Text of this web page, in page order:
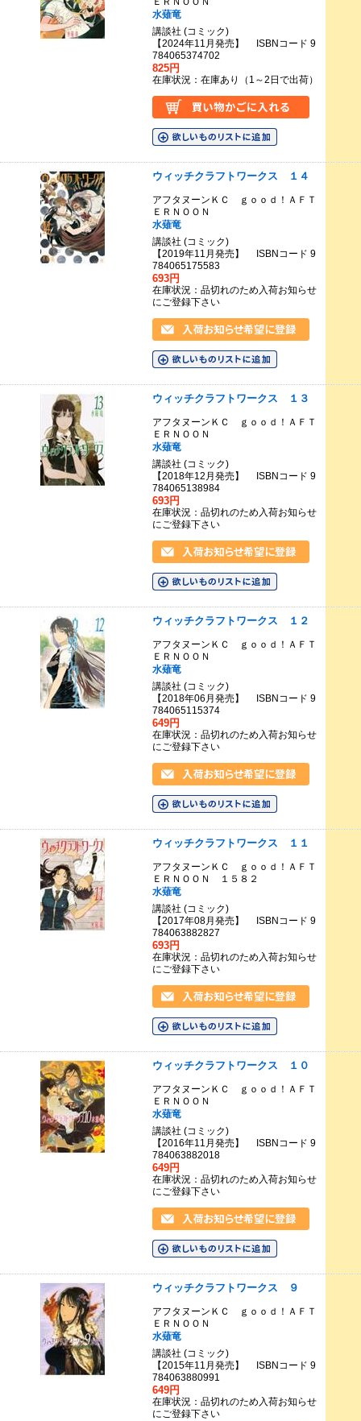
水薙竜
講談社 (コミック)
【2024年11月発売】 ISBNコード 9
784065374702
825円
在庫状況：在庫あり（1～2日で出荷）
ウィッチクラフトワークス １４
アフタヌーンＫＣ ｇｏｏｄ！ＡＦＴ
ＥＲＮＯＯＮ
水薙竜
講談社 (コミック)
【2019年11月発売】 ISBNコード 9
784065175583
693円
在庫状況：品切れのため入荷お知らせ
にご登録下さい
ウィッチクラフトワークス １３
アフタヌーンＫＣ ｇｏｏｄ！ＡＦＴ
ＥＲＮＯＯＮ
水薙竜
講談社 (コミック)
【2018年12月発売】 ISBNコード 9
784065138984
693円
在庫状況：品切れのため入荷お知らせ
にご登録下さい
ウィッチクラフトワークス １２
アフタヌーンＫＣ ｇｏｏｄ！ＡＦＴ
ＥＲＮＯＯＮ
水薙竜
講談社 (コミック)
【2018年06月発売】 ISBNコード 9
784065115374
649円
在庫状況：品切れのため入荷お知らせ
にご登録下さい
ウィッチクラフトワークス １１
アフタヌーンＫＣ ｇｏｏｄ！ＡＦＴ
ＥＲＮＯＯＮ １５８２
水薙竜
講談社 (コミック)
【2017年08月発売】 ISBNコード 9
784063882827
693円
在庫状況：品切れのため入荷お知らせ
にご登録下さい
ウィッチクラフトワークス １０
アフタヌーンＫＣ ｇｏｏｄ！ＡＦＴ
ＥＲＮＯＯＮ
水薙竜
講談社 (コミック)
【2016年11月発売】 ISBNコード 9
784063882018
649円
在庫状況：品切れのため入荷お知らせ
にご登録下さい
ウィッチクラフトワークス ９
アフタヌーンＫＣ ｇｏｏｄ！ＡＦＴ
ＥＲＮＯＯＮ
水薙竜
講談社 (コミック)
【2015年11月発売】 ISBNコード 9
784063880991
649円
在庫状況：品切れのため入荷お知らせ
にご登録下さい